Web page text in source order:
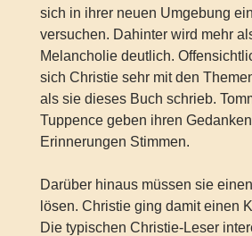
sich in ihrer neuen Umgebung
versuchen. Dahinter wird mehr
Melancholie deutlich.
sich Christie sehr mit den
als sie dieses Buch schrieb.
Tuppence geben ihren
Erinnerungen Stimmen.
Darüber hinaus müssen sie
lösen. Christie ging damit einen
Die typischen Christie-Leser